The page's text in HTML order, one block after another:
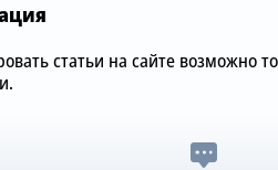
статьи на сайте возможно